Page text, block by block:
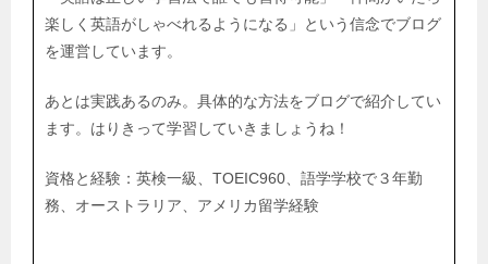
楽しく英語がしゃべれるようになる」という信念でブログ
を運営しています。
あとは実践あるのみ。具体的な方法をブログで紹介してい
ます。はりきって学習していきましょうね！
資格と経験：英検一級、TOEIC960、語学学校で３年勤
務、オーストラリア、アメリカ留学経験